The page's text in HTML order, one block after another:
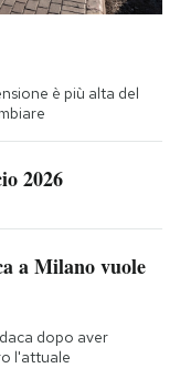
è più alta del
2026
a Milano vuole
dopo aver
l'attuale